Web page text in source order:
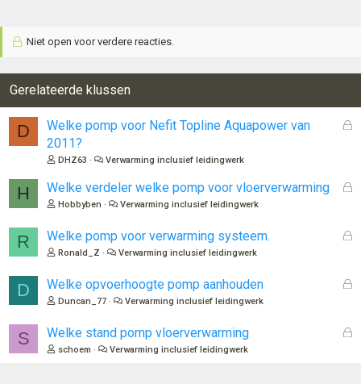
Niet open voor verdere reacties.
Gerelateerde klussen
D
G
o
Welke pomp voor Nefit Topline Aquapower van
2011?
DHZ63 Verwarming inclusief leidingwerk
H
G
n
Welke verdeler welke pomp voor vloerverwarming
Hobbyben Verwarming inclusief leidingwerk
R
G
n
Welke pomp voor verwarming systeem.
Ronald_Z Verwarming inclusief leidingwerk
D
G
Welke opvoerhoogte pomp aanhouden
Duncan_77 Verwarming inclusief leidingwerk
S
G
Welke stand pomp vloerverwarming
schoem Verwarming inclusief leidingwerk